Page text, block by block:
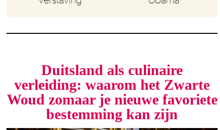
Duitsland als culinaire
verleiding: waarom het Zwarte
Woud zomaar je nieuwe favoriete
bestemming kan zijn